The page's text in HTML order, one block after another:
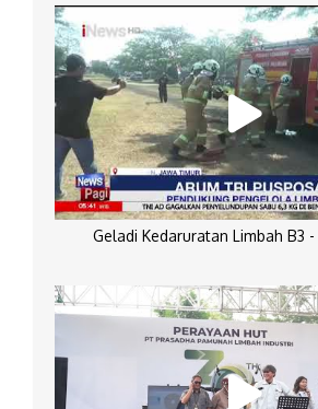
Geladi Kedaruratan Limbah B3